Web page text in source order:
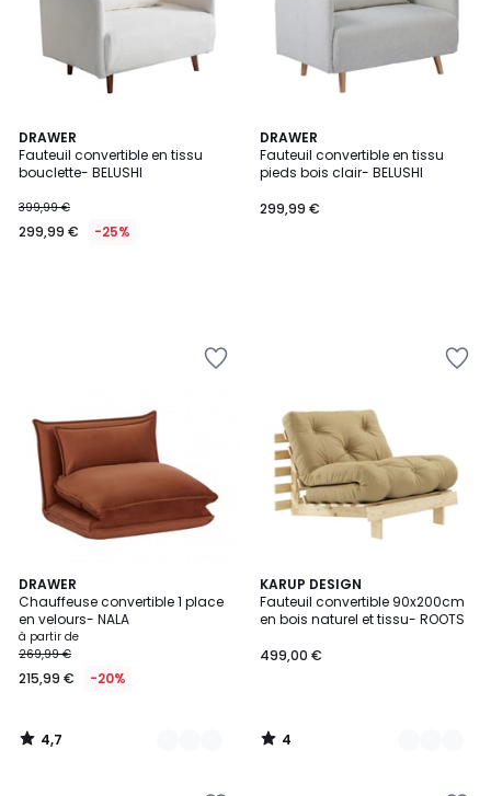
DRAWER
Fauteuil convertible en tissu
bouclette- BELUSHI
399,99 €
299,99 € -25%
DRAWER
Fauteuil convertible en tissu
pieds bois clair- BELUSHI
299,99 €
DRAWER
Chauffeuse convertible 1 place
en velours- NALA
à partir de
269,99 €
215,99 € -20%
4,7
/ 5
2
Couleurs
4,7
/
KARUP DESIGN
Fauteuil convertible 90x200cm
en bois naturel et tissu- ROOTS
499,00 €
4
/
5
7
Couleurs
4
/